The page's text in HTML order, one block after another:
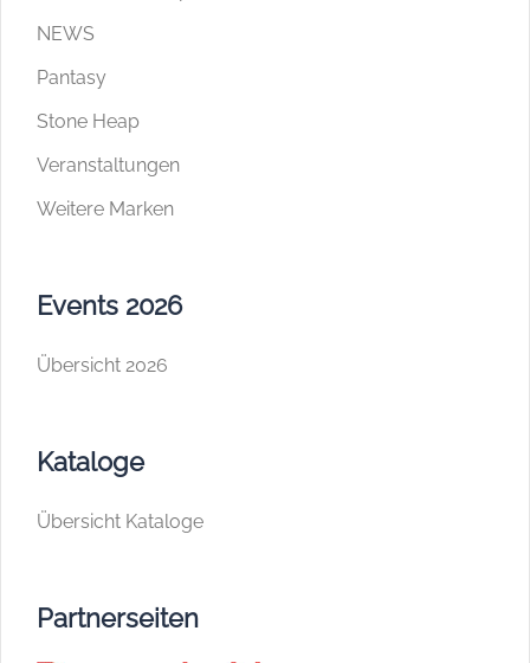
NEWS
Pantasy
Stone Heap
Veranstaltungen
Weitere Marken
Events 2026
Übersicht 2026
Kataloge
Übersicht Kataloge
Partnerseiten